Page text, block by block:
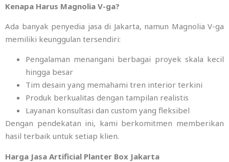
Kenapa Harus Magnolia V-ga?
Ada banyak penyedia jasa di Jakarta, namun Magnolia V-ga
memiliki keunggulan tersendiri:
Pengalaman menangani berbagai proyek skala kecil
hingga besar
Tim desain yang memahami tren interior terkini
Produk berkualitas dengan tampilan realistis
Layanan konsultasi dan custom yang fleksibel
Dengan pendekatan ini, kami berkomitmen memberikan
hasil terbaik untuk setiap klien.
Harga Jasa Artificial Planter Box Jakarta